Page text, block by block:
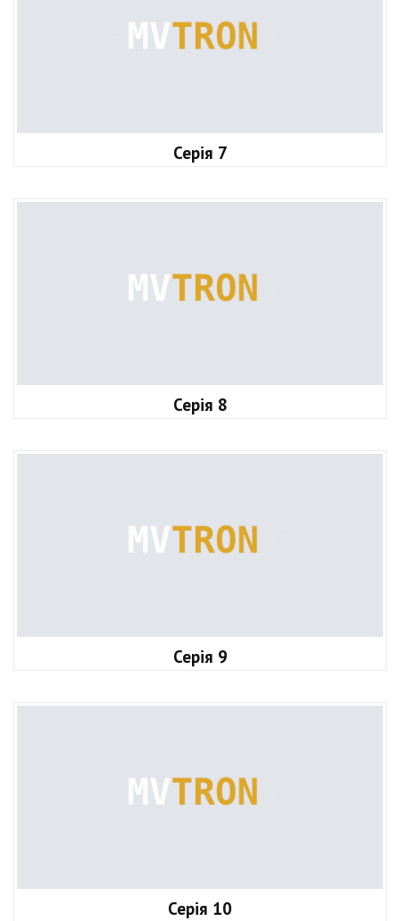
Серія 7
Серія 8
Серія 9
Серія 10